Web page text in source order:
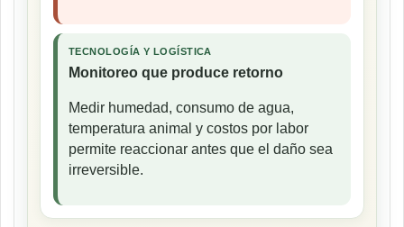
TECNOLOGÍA Y LOGÍSTICA
Monitoreo que produce retorno
Medir humedad, consumo de agua,
temperatura animal y costos por labor
permite reaccionar antes que el daño sea
irreversible.